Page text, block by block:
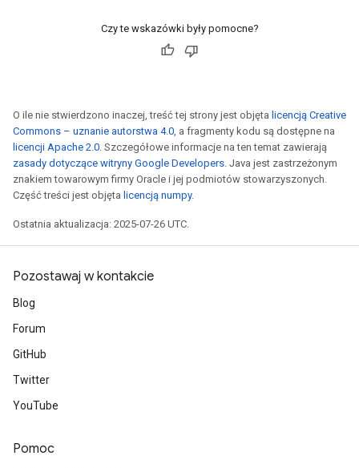
Czy te wskazówki były pomocne?
O ile nie stwierdzono inaczej, treść tej strony jest objęta licencją Creative
Commons – uznanie autorstwa 4.0, a fragmenty kodu są dostępne na
licencji Apache 2.0. Szczegółowe informacje na ten temat zawierają
zasady dotyczące witryny Google Developers. Java jest zastrzeżonym
znakiem towarowym firmy Oracle i jej podmiotów stowarzyszonych.
Część treści jest objęta licencją numpy.
Ostatnia aktualizacja: 2025-07-26 UTC.
Pozostawaj w kontakcie
Blog
Forum
GitHub
Twitter
YouTube
Pomoc